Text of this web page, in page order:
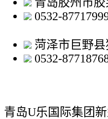
0532-
菏泽市巨野
0532-
青岛U乐国际集团